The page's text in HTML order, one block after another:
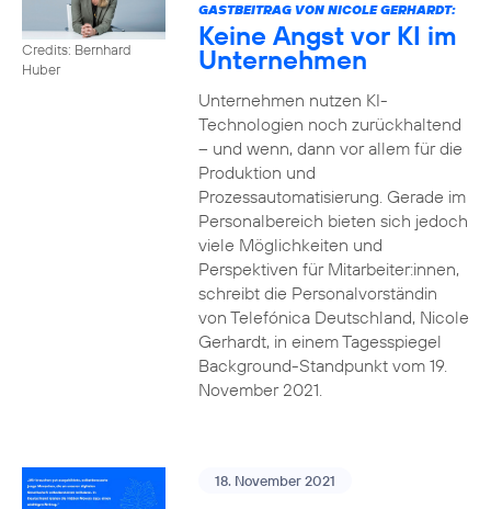
Credits: Bernhard
Huber
GASTBEITRAG VON NICOLE GERHARDT:
Keine Angst vor KI im
Unternehmen
Unternehmen nutzen KI-
Technologien noch zurückhaltend
– und wenn, dann vor allem für die
Produktion und
Prozessautomatisierung. Gerade im
Personalbereich bieten sich jedoch
viele Möglichkeiten und
Perspektiven für Mitarbeiter:innen,
schreibt die Personalvorständin
von Telefónica Deutschland, Nicole
Gerhardt, in einem Tagesspiegel
Background-Standpunkt vom 19.
November 2021.
18. November 2021